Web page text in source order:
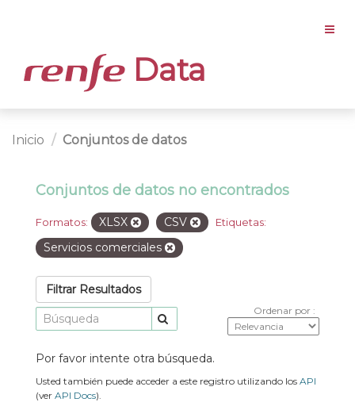
Data
Inicio Conjuntos de datos
Conjuntos de datos no encontrados
Formatos: XLSX CSV Etiquetas:
Servicios comerciales
Filtrar Resultados
Ordenar por
Por favor intente otra búsqueda.
Usted también puede acceder a este registro utilizando los API
(ver API Docs).